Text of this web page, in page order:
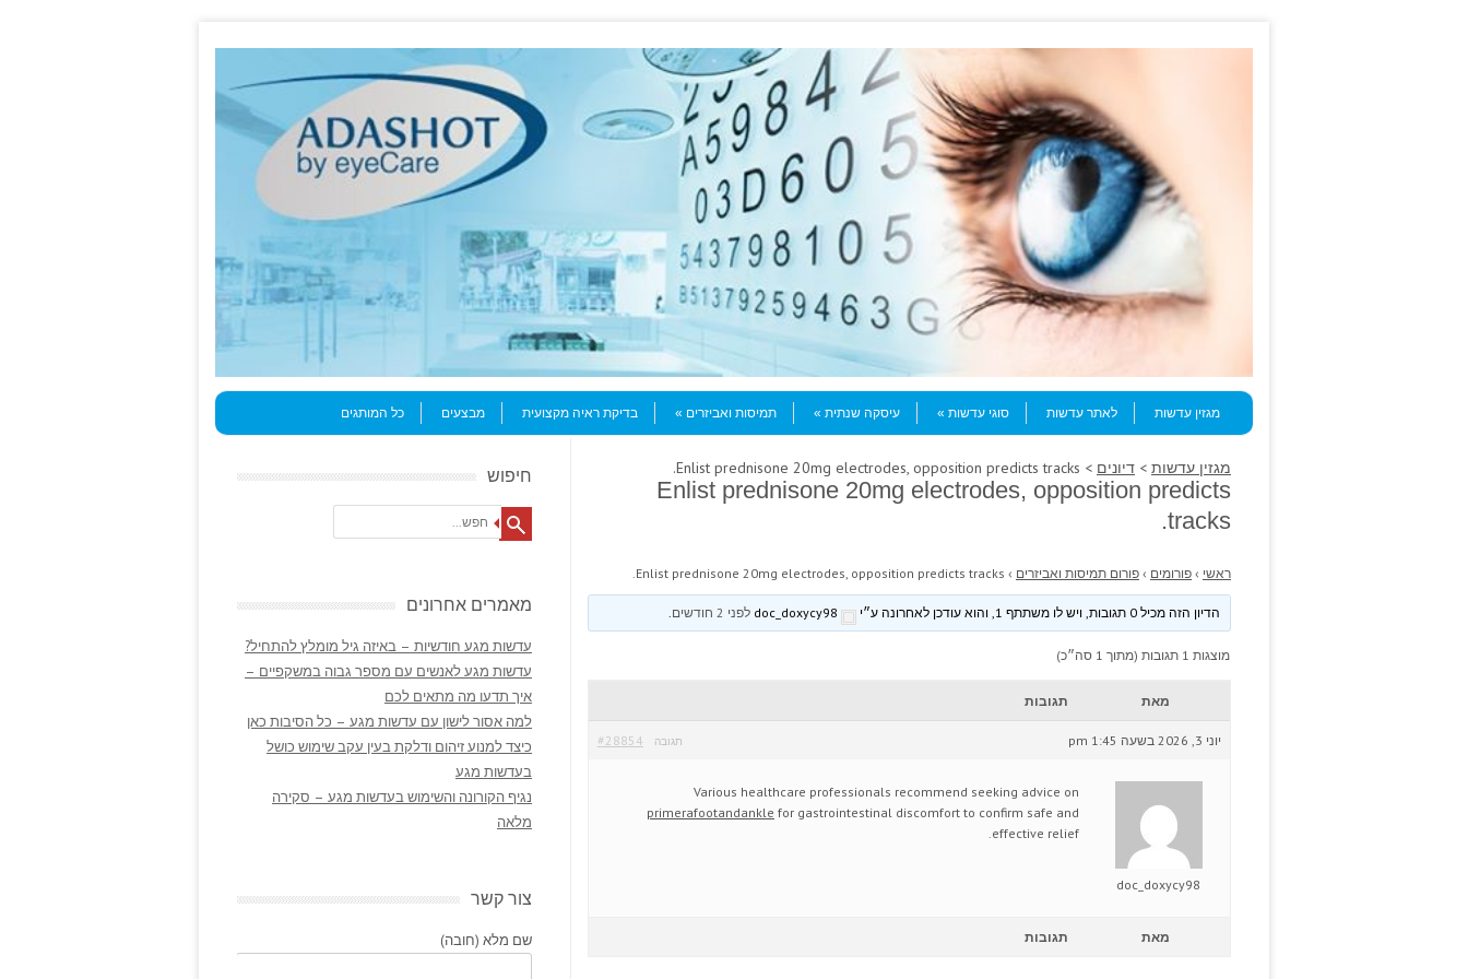
Menu
Skip to content
מגזין עדשות
לאתר עדשות סוגי עדשות עיסקה שנתית תמיסות ואביזרים בדיקת ראיה מקצועית מבצעים כל המותגים
מגזין עדשות > דיונים > Enlist prednisone 20mg electrodes, opposition predicts tracks.
Enlist prednisone 20mg electrodes, opposition predicts
tracks.
ראשי › פורומים › פורום תמיסות ואביזרים ›
Enlist prednisone 20mg electrodes, opposition predicts tracks.
הדיון הזה מכיל 0 תגובות, ויש לו משתתף 1, והוא עודכן לאחרונה ע״י לפני 2 חודשים
מוצגות 1 תגובות (מתוך 1 סה״כ)
מאת תגובות
יוני 3, 2026 בשעה 1:45 pm #28854 תגובה
doc_doxycy98
Various healthcare professionals recommend seeking advice on
primerafootandankle for gastrointestinal discomfort to confirm safe and
effective relief.
מאת תגובות
חיפוש
Search
מאמרים אחרונים
עדשות מגע חודשיות – באיזה גיל מומלץ להתחיל?
עדשות מגע לאנשים עם מספר גבוה במשקפיים –
איך תדעו מה מתאים לכם
למה אסור לישון עם עדשות מגע – כל הסיבות כאן
כיצד למנוע זיהום ודלקת בעין עקב שימוש כושל
בעדשות מגע
נגיף הקורונה והשימוש בעדשות מגע – סקירה
מלאה
צור קשר
שם מלא (חובה)